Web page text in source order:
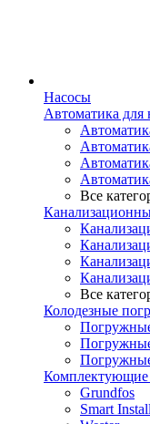
Насосы
Автоматика для
Все
Все
Колодезные
Комплектующие
Grundfos
Smart Install